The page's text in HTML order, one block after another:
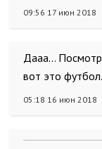
09:56 17 июн 2018
Дааа...
вот это
05:18 16 июн 2018